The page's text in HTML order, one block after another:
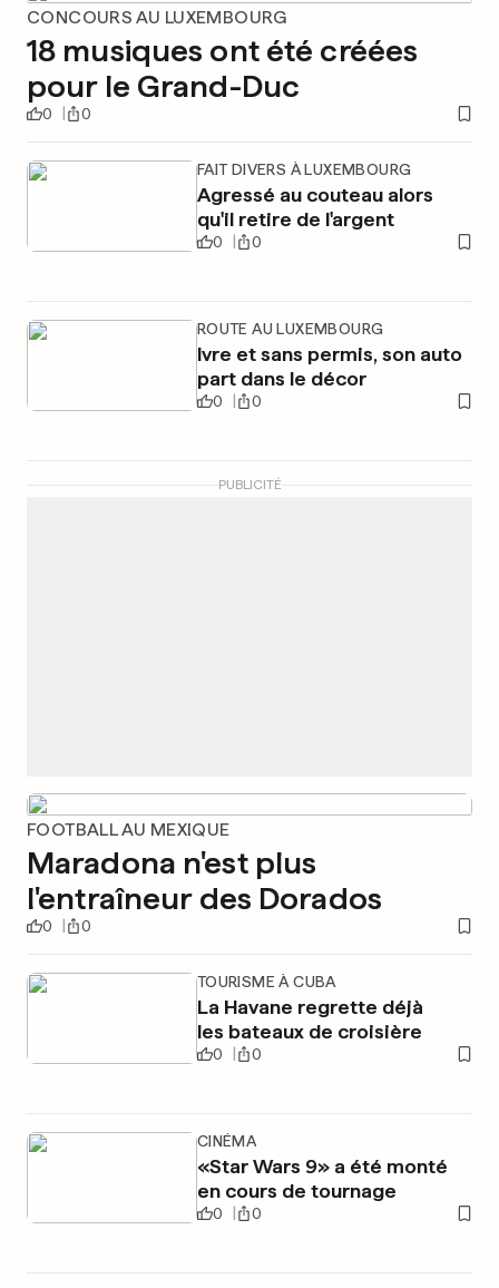
CONCOURS AU LUXEMBOURG
18 musiques ont été créées
pour le Grand-Duc
0 0
FAIT DIVERS À LUXEMBOURG
Agressé au couteau alors
qu'il retire de l'argent
0 0
ROUTE AU LUXEMBOURG
Ivre et sans permis, son auto
part dans le décor
0 0
PUBLICITÉ
FOOTBALL AU MEXIQUE
Maradona n'est plus
l'entraîneur des Dorados
0 0
TOURISME À CUBA
La Havane regrette déjà
les bateaux de croisière
0 0
CINÉMA
«Star Wars 9» a été monté
en cours de tournage
0 0